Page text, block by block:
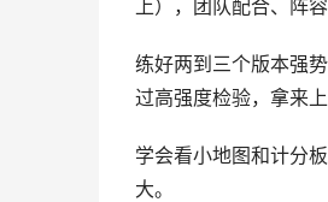
上），团队配合、阵
练好两到三个版本强
过高强度检验，拿来上
学会看小地图和计分
大。